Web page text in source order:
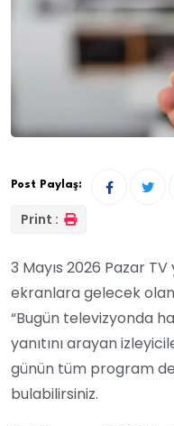
Post Paylaş:
Print :
3 Mayıs 2026 Pazar TV
ekranlara gelecek
“Bugün televizyonda
yanıtını arayan
günün tüm program
bulabilirsiniz.